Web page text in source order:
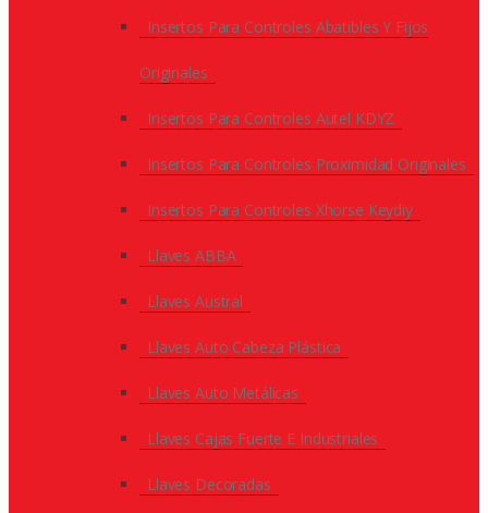
Insertos Para Controles Abatibles Y Fijos
Originales
Insertos Para Controles Autel KDYZ
Insertos Para Controles Proximidad Originales
Insertos Para Controles Xhorse Keydiy
Llaves ABBA
Llaves Austral
Llaves Auto Cabeza Plástica
Llaves Auto Metálicas
Llaves Cajas Fuerte E Industriales
Llaves Decoradas